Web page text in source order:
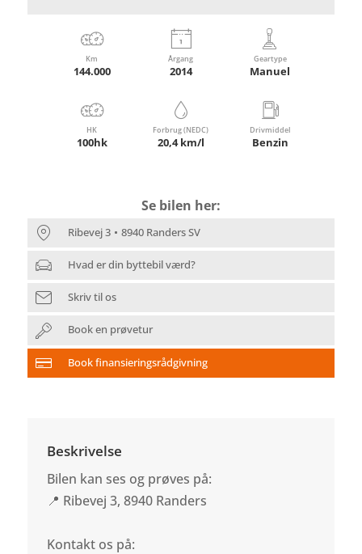
Km
144.000
Årgang
2014
Geartype
Manuel
HK
100hk
Forbrug (NEDC)
20,4 km/l
Drivmiddel
Benzin
Se bilen her:
Ribevej 3 8940 Randers SV
Hvad er din byttebil værd?
Skriv til os
Book en prøvetur
Book finansieringsrådgivning
Beskrivelse
Bilen kan ses og prøves på:
📍 Ribevej 3, 8940 Randers
Kontakt os på: